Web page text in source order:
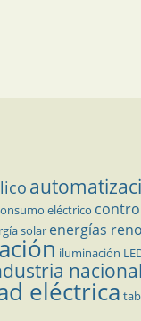
eléctrico
solar energías
iluminación
nacional
eléctrica